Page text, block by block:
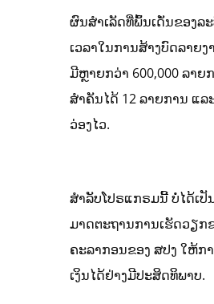
ຜົນສໍາເລັດທີ່ພົ້ນເດັ່ນຂອງ
ເວລາໃນການສ້າງບົດລາຍ
ມີຫຼາຍກວ່າ 600,000 ລາຍ
ສໍາຄັນໄດ້ 12 ລາຍການ ແລ
ວ່ອງໄວ.
ສໍາລັບໂປຣແກຣມນີ້ ບໍ່ໄດ້ເ
ມາດຕະຖານການເຮັດວຽກ
ຄະລາກອນຂອງ ສປງ ໃຫ້
ເງິນໄດ້ຢ່າງມີປະສິດທິພາບ.